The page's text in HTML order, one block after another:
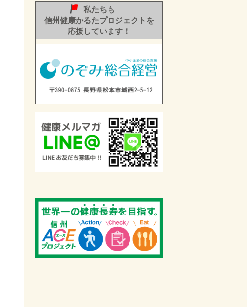
私たちも
信州健康かるたプロジェクトを
応援しています！